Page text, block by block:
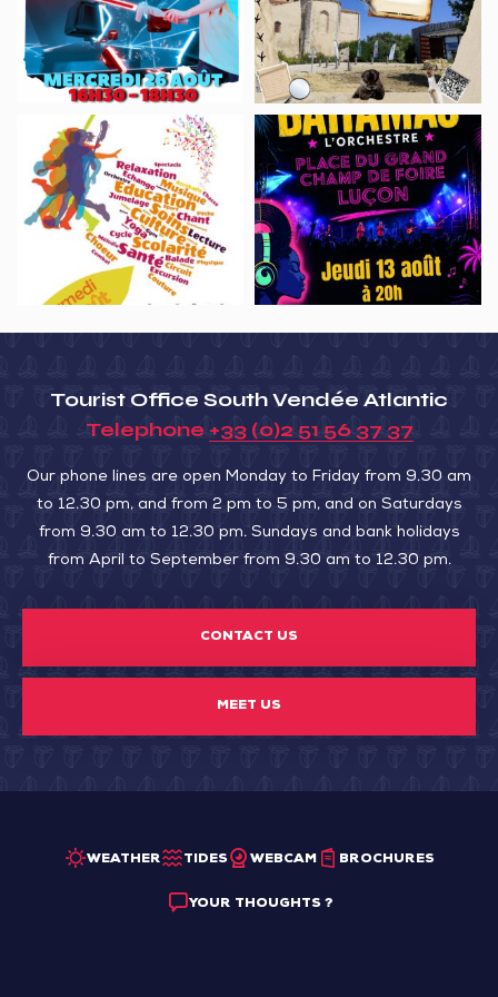
Lairoux
–
Concours
Beat
Saber
vos
amis
mystère
de
Saint-
Denis
du
Payré
Forum
des
associations
Concert
du
Grand
Champ
de
Foire
Tourist Office South Vendée Atlantic
Telephone +33 (0)2 51 56 37 37
Our phone lines are open Monday to Friday from 9.30 am
to 12.30 pm, and from 2 pm to 5 pm, and on Saturdays
from 9.30 am to 12.30 pm. Sundays and bank holidays
from April to September from 9.30 am to 12.30 pm.
CONTACT US
MEET US
WEATHER TIDES WEBCAM BROCHURES
YOUR THOUGHTS ?